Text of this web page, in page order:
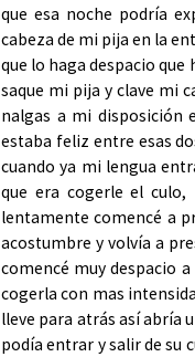
que esa noche podría
cabeza de mi pija en la
que lo haga despacio
saque mi pija y clave mi
nalgas a mi disposición
estaba feliz entre esas
cuando ya mi lengua
que era cogerle el
lentamente comencé a
acostumbre y volvía a
comencé muy despacio
cogerla con mas
lleve para atrás así abría
podía entrar y salir de su